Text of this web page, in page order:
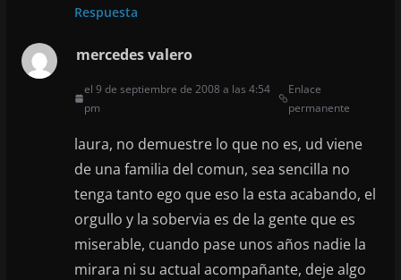
Respuesta
mercedes valero
el 9 de septiembre de 2008 a las 4:54
pm
Enlace
permanente
laura, no demuestre lo que no es, ud viene
de una familia del comun, sea sencilla no
tenga tanto ego que eso la esta acabando, el
orgullo y la sobervia es de la gente que es
miserable, cuando pase unos años nadie la
mirara ni su actual acompañante, deje algo